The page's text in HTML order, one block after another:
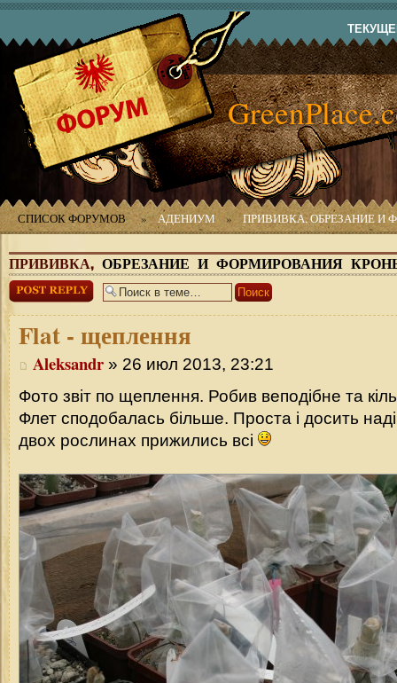
СПИСОК ФОРУМОВ » АДЕНИУМ » ПРИВИВКА, ОБРЕЗАНИЕ И
ПРИВИВКА, ОБРЕЗАНИЕ И ФОРМИРОВАНИЯ
Ответить
Flat - щеплення
Aleksandr » 26 июл 2013, 23:21
Фото звіт по щеплення. Робив веподібне та
Флет сподобалась більше. Проста і досить
двох рослинах прижились всі